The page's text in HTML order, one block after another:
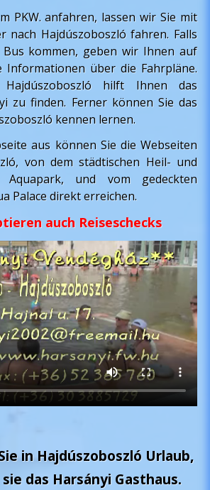
PKW. anfahren, lassen wir Sie mit
nach Hajdúszoboszló fahren. Falls
kommen, geben wir Ihnen auf
Informationen über die Fahrpläne.
hilft Ihnen das
zu finden. Ferner können Sie das
kennen lernen.
aus können Sie die Webseiten
von dem städtischen Heil- und
Aquapark, und vom gedeckten
Palace direkt erreichen.
auch Reiseschecks
in Hajdúszoboszló Urlaub,
das Harsányi Gasthaus.